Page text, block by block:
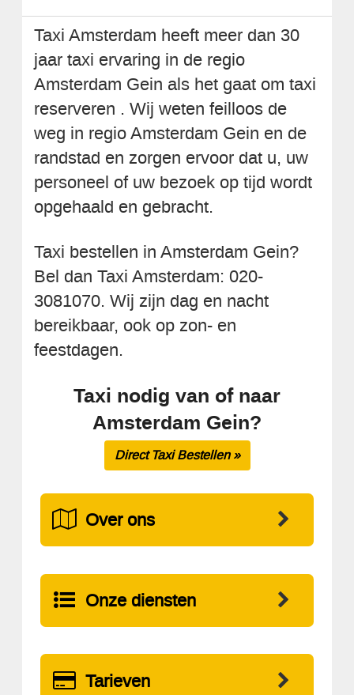
Taxi Amsterdam heeft meer dan 30
jaar taxi ervaring in de regio
Amsterdam Gein als het gaat om taxi
reserveren . Wij weten feilloos de
weg in regio Amsterdam Gein en de
randstad en zorgen ervoor dat u, uw
personeel of uw bezoek op tijd wordt
opgehaald en gebracht.
Taxi bestellen in Amsterdam Gein?
Bel dan Taxi Amsterdam: 020-
3081070. Wij zijn dag en nacht
bereikbaar, ook op zon- en
feestdagen.
Taxi nodig van of naar
Amsterdam Gein?
Direct Taxi Bestellen »
Over ons
Onze diensten
Tarieven